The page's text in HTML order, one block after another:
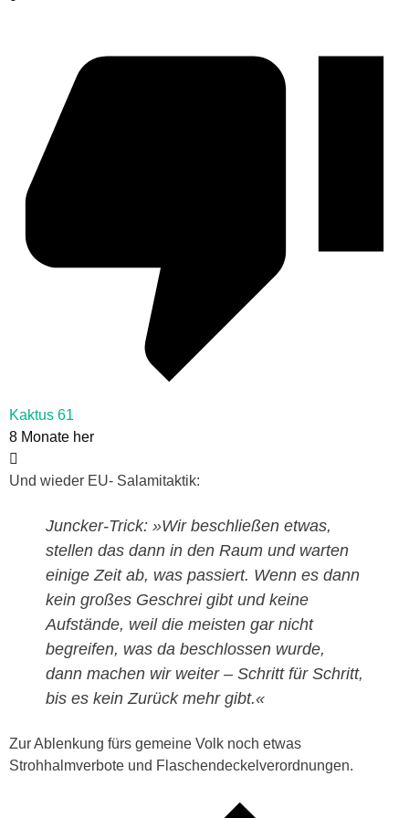
Kaktus 61
8 Monate her
Und wieder EU- Salamitaktik:
Juncker-Trick: »Wir beschließen etwas,
stellen das dann in den Raum und warten
einige Zeit ab, was passiert. Wenn es dann
kein großes Geschrei gibt und keine
Aufstände, weil die meisten gar nicht
begreifen, was da beschlossen wurde,
dann machen wir weiter – Schritt für Schritt,
bis es kein Zurück mehr gibt.«
Zur Ablenkung fürs gemeine Volk noch etwas
Strohhalmverbote und Flaschendeckelverordnungen.